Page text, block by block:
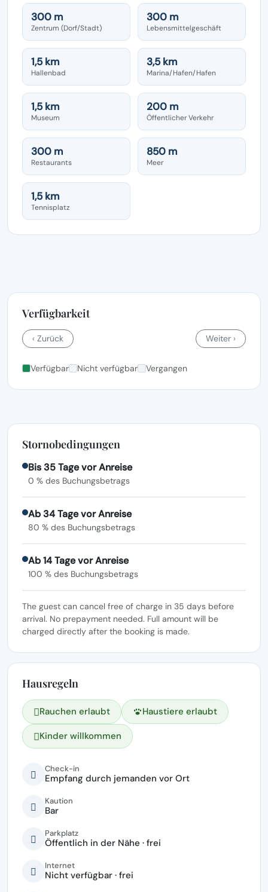
300 m
Zentrum (Dorf/Stadt)
300 m
Lebensmittelgeschäft
1,5 km
Hallenbad
3,5 km
Marina/Hafen/Hafen
1,5 km
Museum
200 m
Öffentlicher Verkehr
300 m
Restaurants
850 m
Meer
1,5 km
Tennisplatz
Verfügbarkeit
‹ Zurück Weiter ›
Verfügbar Nicht verfügbar Vergangen
Stornobedingungen
Bis 35 Tage vor Anreise
0 % des Buchungsbetrags
Ab 34 Tage vor Anreise
80 % des Buchungsbetrags
Ab 14 Tage vor Anreise
100 % des Buchungsbetrags
The guest can cancel free of charge in 35 days before
arrival. No prepayment needed. Full amount will be
charged directly after the booking is made.
Hausregeln
Rauchen erlaubt Haustiere erlaubt
Kinder willkommen
Check-in
Empfang durch jemanden vor Ort
Kaution
Bar
Parkplatz
Öffentlich in der Nähe · frei
Internet
Nicht verfügbar · frei